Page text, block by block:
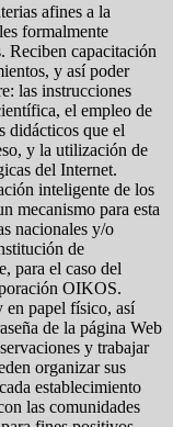
afines a la
formalmente
Reciben capacitación
y así poder
las instrucciones
el empleo de
didácticos que el
y la utilización de
del Internet.
inteligente de los
mecanismo para esta
nacionales y/o
de
para el caso del
OIKOS.
en papel físico, así
de la página Web
y trabajar
organizar sus
establecimiento
las comunidades